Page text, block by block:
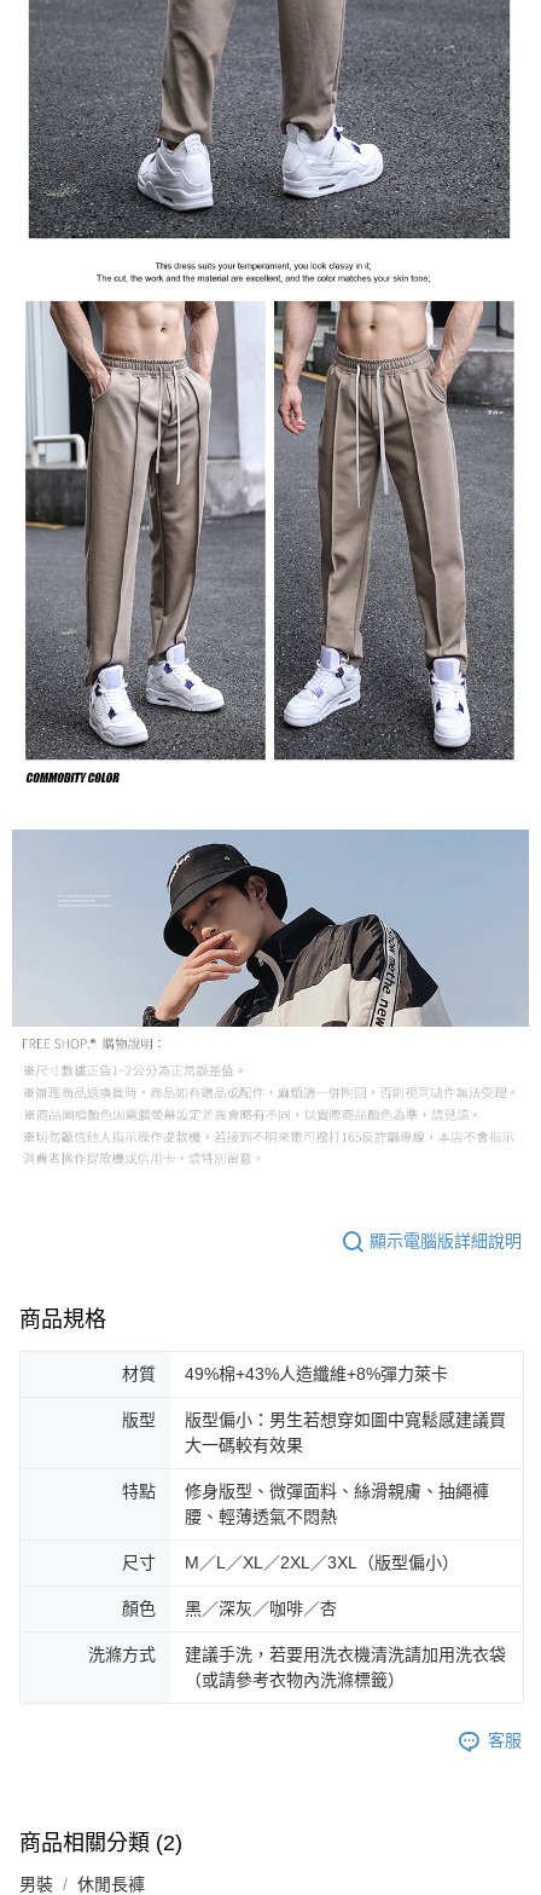
顯示電腦版詳細說明
商品規格
材質 49%棉+43%人造纖維+8%彈力萊卡
版型
版型偏小：男生若想穿如圖中寬鬆感建議買
大一碼較有效果
特點
修身版型、微彈面料、絲滑親膚、抽繩褲
腰、輕薄透氣不悶熱
尺寸 M／L／XL／2XL／3XL（版型偏小）
顏色 黑／深灰／咖啡／杏
洗滌方式
建議手洗，若要用洗衣機清洗請加用洗衣袋
（或請參考衣物內洗滌標籤）
客服
商品相關分類 (2)
男裝 休閒長褲